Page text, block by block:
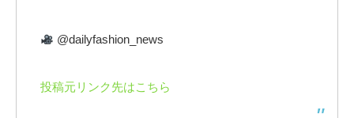
@dailyfashion_news
投稿元リンク先はこちら